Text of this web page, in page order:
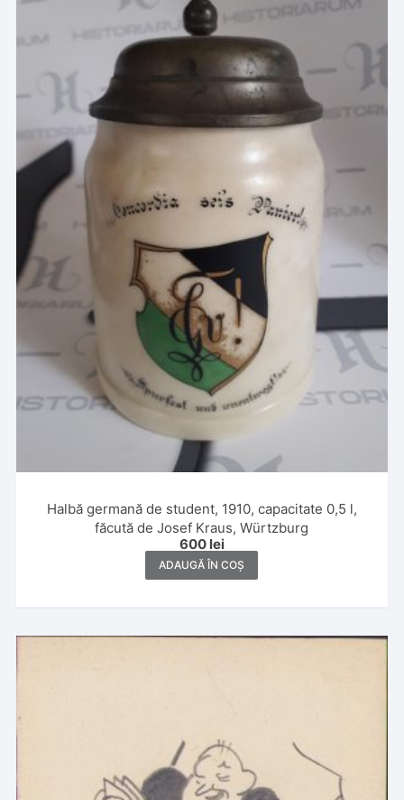
Halbă germană de student, 1910, capacitate 0,5 l,
făcută de Josef Kraus, Würtzburg
600 lei
ADAUGĂ ÎN COȘ